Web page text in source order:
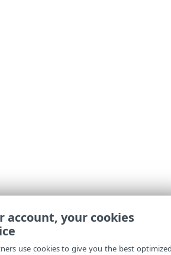
account, your cookies
use cookies to give you the best